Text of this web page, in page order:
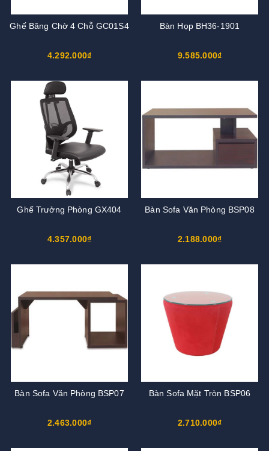
Ghế Băng Chờ 4 Chỗ GC01S4
4.292.000₫
Bàn Họp BH36-1901
9.585.000₫
Ghế Trưởng Phòng GX404
4.357.000₫
Bàn Sofa Văn Phòng BSP08
2.188.000₫
Bàn Sofa Văn Phòng BSP07
2.463.000₫
Bàn Sofa Mặt Tròn BSP06
2.710.000₫